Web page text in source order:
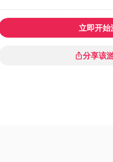
立即开始
分享该